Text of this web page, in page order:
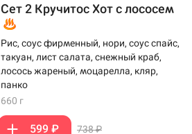
Сет 2 Кручитос Хот с лососем
Рис, соус фирменный, нори, соус спайс,
такуан, лист салата, снежный краб,
лосось жареный, моцарелла, кляр,
панко
660 г
599 ₽ 738 ₽